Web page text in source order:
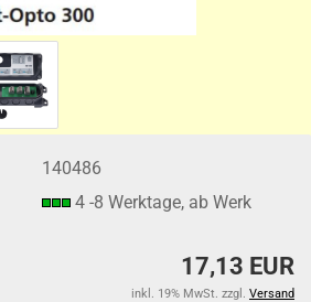
140486
4 -8 Werktage, ab Werk
17,13 EUR
inkl. 19% MwSt. zzgl. Versand